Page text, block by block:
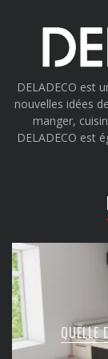
DELADECO est
nouvelles idées
manger,
DELADECO est
QUELLE